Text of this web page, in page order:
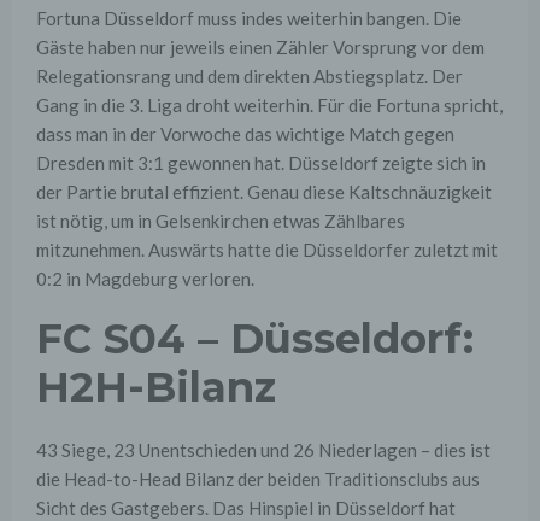
Fortuna Düsseldorf muss indes weiterhin bangen. Die
Gäste haben nur jeweils einen Zähler Vorsprung vor dem
Relegationsrang und dem direkten Abstiegsplatz. Der
Gang in die 3. Liga droht weiterhin. Für die Fortuna spricht,
dass man in der Vorwoche das wichtige Match gegen
Dresden mit 3:1 gewonnen hat. Düsseldorf zeigte sich in
der Partie brutal effizient. Genau diese Kaltschnäuzigkeit
ist nötig, um in Gelsenkirchen etwas Zählbares
mitzunehmen. Auswärts hatte die Düsseldorfer zuletzt mit
0:2 in Magdeburg verloren.
FC S04 – Düsseldorf:
H2H-Bilanz
43 Siege, 23 Unentschieden und 26 Niederlagen – dies ist
die Head-to-Head Bilanz der beiden Traditionsclubs aus
Sicht des Gastgebers. Das Hinspiel in Düsseldorf hat